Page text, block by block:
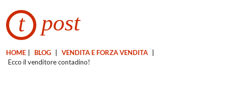
t post
HOME BLOG VENDITA E FORZA VENDITA
Ecco il venditore contadino!